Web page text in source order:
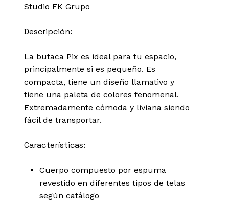
Studio FK Grupo
Descripción:
La butaca Pix es ideal para tu espacio,
principalmente si es pequeño. Es
compacta, tiene un diseño llamativo y
tiene una paleta de colores fenomenal.
Extremadamente cómoda y liviana siendo
fácil de transportar.
Características:
Cuerpo compuesto por espuma
revestido en diferentes tipos de telas
según catálogo